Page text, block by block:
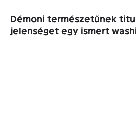
Démoni természetűnek
jelenséget egy ismert